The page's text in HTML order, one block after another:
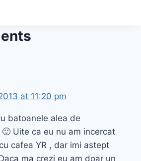
at 11:20 pm
batoanele alea de
Uite ca eu nu am incercat
cafea YR , dar imi astept
ma crezi eu am doar un